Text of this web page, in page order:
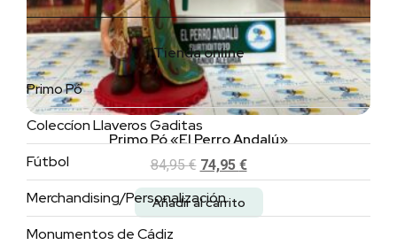
Primo Pó «El Perro Andalú»
84,95€ 74,95 €
Añadir al carrito
Tienda online
Primo Pó
Coleccíon Llaveros Gaditas
Fútbol
Merchandising/Personalización
Monumentos de Cádiz